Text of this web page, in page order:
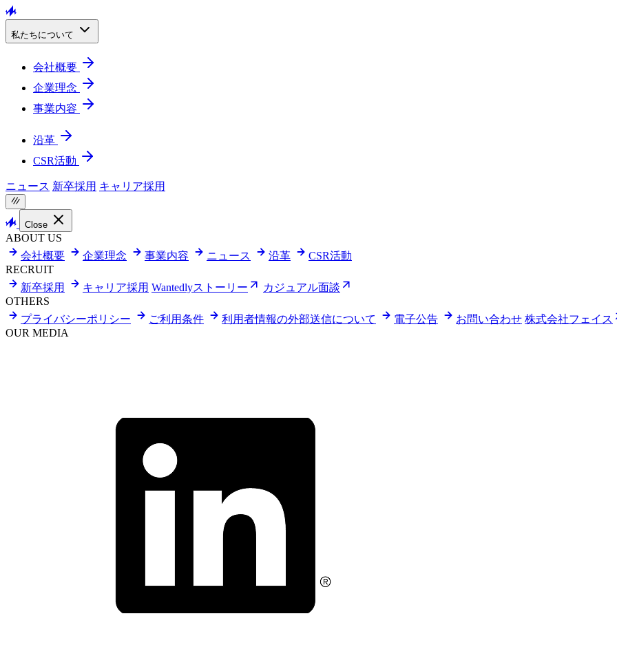
私たちについて
会社概要
企業理念
事業内容
沿革
CSR活動
ニュース 新卒採用 キャリア採用
Close
ABOUT US
会社概要
企業理念 事業内容 ニュース 沿革
CSR活動
RECRUIT
新卒採用
キャリア採用 Wantedlyストーリー
カジュアル面談
OTHERS
プライバシーポリシー
ご利用条件 利用者情報の外部送信について 電子公告 お問い合わせ 株式会社フェイス
OUR MEDIA